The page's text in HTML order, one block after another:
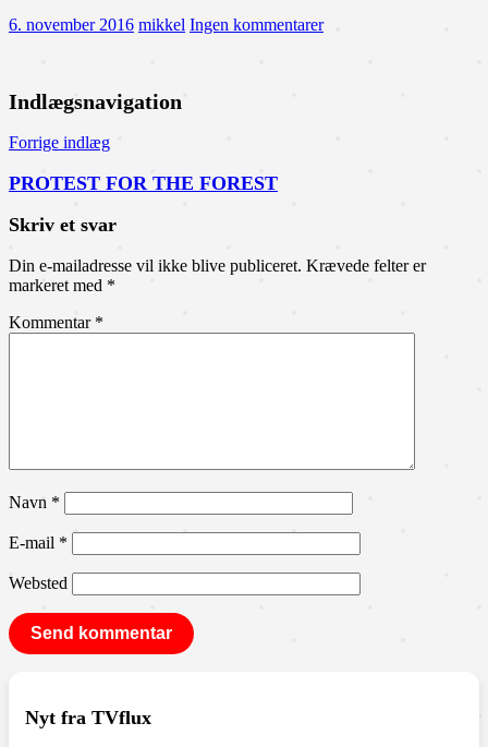
6. november 2016 mikkel Ingen kommentarer
Indlægsnavigation
Forrige indlæg
PROTEST FOR THE FOREST
Skriv et svar
Din e-mailadresse vil ikke blive publiceret. Krævede felter er
markeret med *
Kommentar *
Navn *
E-mail *
Websted
Nyt fra TVflux